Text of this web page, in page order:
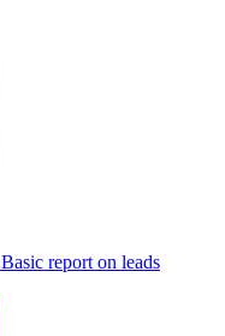
Basic report on leads